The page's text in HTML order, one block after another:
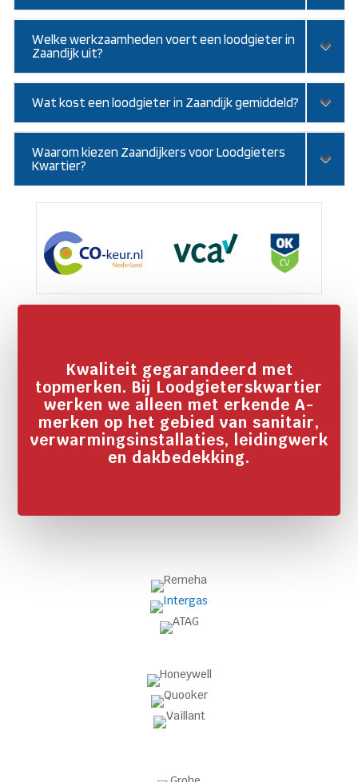
Welke werkzaamheden voert een loodgieter in
Zaandijk uit?
Wat kost een loodgieter in Zaandijk gemiddeld?
Waarom kiezen Zaandijkers voor Loodgieters
Kwartier?
Kwaliteit gegarandeerd met
topmerken. Bij Loodgieterskwartier
werken we alleen met erkende A-
merken op het gebied van sanitair,
verwarmingsinstallaties, leidingwerk
en dakbedekking.